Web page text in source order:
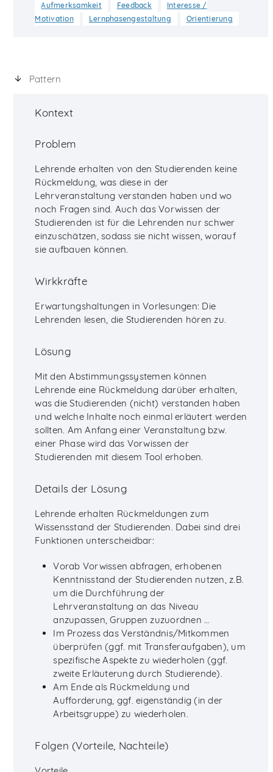
Aufmerksamkeit Feedback
Interesse /
Motivation
Lernphasengestaltung Orientierung
Pattern
Kontext
Problem
Lehrende erhalten von den Studierenden keine
Rückmeldung, was diese in der
Lehrveranstaltung verstanden haben und wo
noch Fragen sind. Auch das Vorwissen der
Studierenden ist für die Lehrenden nur schwer
einzuschätzen, sodass sie nicht wissen, worauf
sie aufbauen können.
Wirkkräfte
Erwartungshaltungen in Vorlesungen: Die
Lehrenden lesen, die Studierenden hören zu.
Lösung
Mit den Abstimmungssystemen können
Lehrende eine Rückmeldung darüber erhalten,
was die Studierenden (nicht) verstanden haben
und welche Inhalte noch einmal erläutert werden
sollten. Am Anfang einer Veranstaltung bzw.
einer Phase wird das Vorwissen der
Studierenden mit diesem Tool erhoben.
Details der Lösung
Lehrende erhalten Rückmeldungen zum
Wissensstand der Studierenden. Dabei sind drei
Funktionen unterscheidbar:
Vorab Vorwissen abfragen, erhobenen
Kenntnisstand der Studierenden nutzen, z.B.
um die Durchführung der
Lehrveranstaltung an das Niveau
anzupassen, Gruppen zuzuordnen …
Im Prozess das Verständnis/Mitkommen
überprüfen (ggf. mit Transferaufgaben), um
spezifische Aspekte zu wiederholen (ggf.
zweite Erläuterung durch Studierende).
Am Ende als Rückmeldung und
Aufforderung, ggf. eigenständig (in der
Arbeitsgruppe) zu wiederholen.
Folgen (Vorteile, Nachteile)